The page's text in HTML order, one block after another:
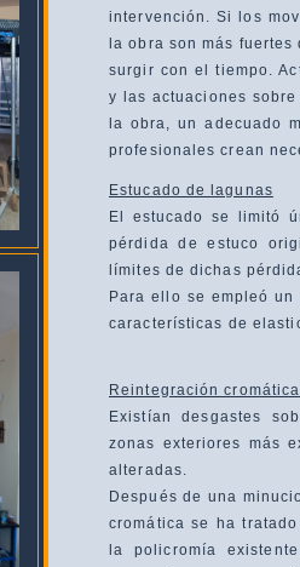
intervención. Si los
la obra son más
surgir con el tiempo.
y las actuaciones
la obra, un adecuado
profesionales crean
Estucado de lagunas
El estucado se limitó
pérdida de estuco
límites de dichas
Para ello se empleó
características de
Reintegración cromática
Existían desgastes
zonas exteriores más
alteradas.
Después de una
cromática se ha
la policromía